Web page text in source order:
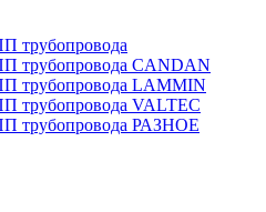
трубопровода
трубопровода CANDAN
трубопровода LAMMIN
трубопровода VALTEC
трубопровода РАЗНОЕ